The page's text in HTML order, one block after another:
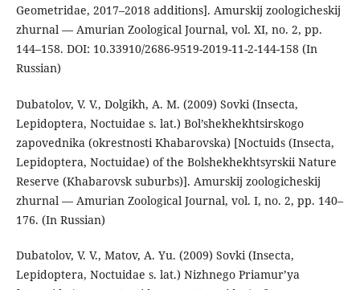
Geometridae, 2017–2018 additions]. Amurskij zoologicheskij
zhurnal — Amurian Zoological Journal, vol. XI, no. 2, pp.
144–158. DOI: 10.33910/2686-9519-2019-11-2-144-158 (In
Russian)
Dubatolov, V. V., Dolgikh, A. M. (2009) Sovki (Insecta,
Lepidoptera, Noctuidae s. lat.) Bol’shekhekhtsirskogo
zapovednika (okrestnosti Khabarovska) [Noctuids (Insecta,
Lepidoptera, Noctuidae) of the Bolshekhekhtsyrskii Nature
Reserve (Khabarovsk suburbs)]. Amurskij zoologicheskij
zhurnal — Amurian Zoological Journal, vol. I, no. 2, pp. 140–
176. (In Russian)
Dubatolov, V. V., Matov, A. Yu. (2009) Sovki (Insecta,
Lepidoptera, Noctuidae s. lat.) Nizhnego Priamur’ya